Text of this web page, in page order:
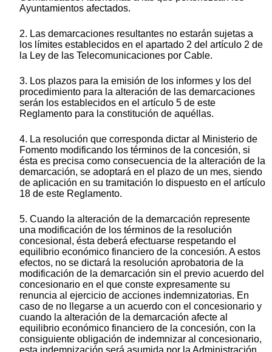
Ayuntamientos afectados.
2. Las demarcaciones resultantes no estarán sujetas a
los límites establecidos en el apartado 2 del artículo 2 de
la Ley de las Telecomunicaciones por Cable.
3. Los plazos para la emisión de los informes y los del
procedimiento para la alteración de las demarcaciones
serán los establecidos en el artículo 5 de este
Reglamento para la constitución de aquéllas.
4. La resolución que corresponda dictar al Ministerio de
Fomento modificando los términos de la concesión, si
ésta es precisa como consecuencia de la alteración de la
demarcación, se adoptará en el plazo de un mes, siendo
de aplicación en su tramitación lo dispuesto en el artículo
18 de este Reglamento.
5. Cuando la alteración de la demarcación represente
una modificación de los términos de la resolución
concesional, ésta deberá efectuarse respetando el
equilibrio económico financiero de la concesión. A estos
efectos, no se dictará la resolución aprobatoria de la
modificación de la demarcación sin el previo acuerdo del
concesionario en el que conste expresamente su
renuncia al ejercicio de acciones indemnizatorias. En
caso de no llegarse a un acuerdo con el concesionario y
cuando la alteración de la demarcación afecte al
equilibrio económico financiero de la concesión, con la
consiguiente obligación de indemnizar al concesionario,
esta indemnización será asumida por la Administración